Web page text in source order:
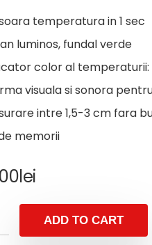
temperatura in 1 sec
luminos, fundal verde
color al temperaturii:
visuala si sonora
intre 1,5-3 cm fara
memorii
lei
ADD TO CART